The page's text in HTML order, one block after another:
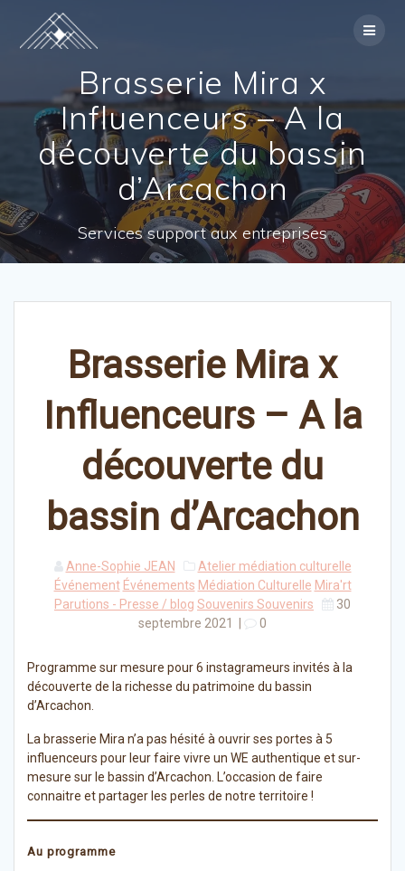
Brasserie Mira x
Influenceurs – A la
découverte du bassin
d’Arcachon
Services support aux entreprises
Brasserie Mira x
Influenceurs – A la
découverte du
bassin d’Arcachon
Anne-Sophie JEAN
Atelier médiation culturelle
Événement Événements Médiation Culturelle Mira'rt
Parutions - Presse / blog Souvenirs Souvenirs
30
septembre 2021
0
Programme sur mesure pour 6 instagrameurs invités à la
découverte de la richesse du patrimoine du bassin
d’Arcachon.
La brasserie Mira n’a pas hésité à ouvrir ses portes à 5
influenceurs pour leur faire vivre un WE authentique et sur-
mesure sur le bassin d’Arcachon. L’occasion de faire
connaitre et partager les perles de notre territoire !
Au programme